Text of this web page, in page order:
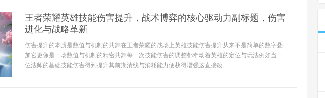
王者荣耀英雄技能伤害提升，战术博弈的核心驱动力副标题，伤害
进化与战略革新
伤害提升的本质是数值与机制的共舞在王者荣耀的战场上英雄技能伤害提升从来不是简单的数字叠
加它更像是一场数值与机制的精密共舞每一次技能伤害的调整都牵动着英雄的定位与玩法例如当一
位法师的基础技能伤害得到提升其前期清线与消耗能力便获得增强这直接改...